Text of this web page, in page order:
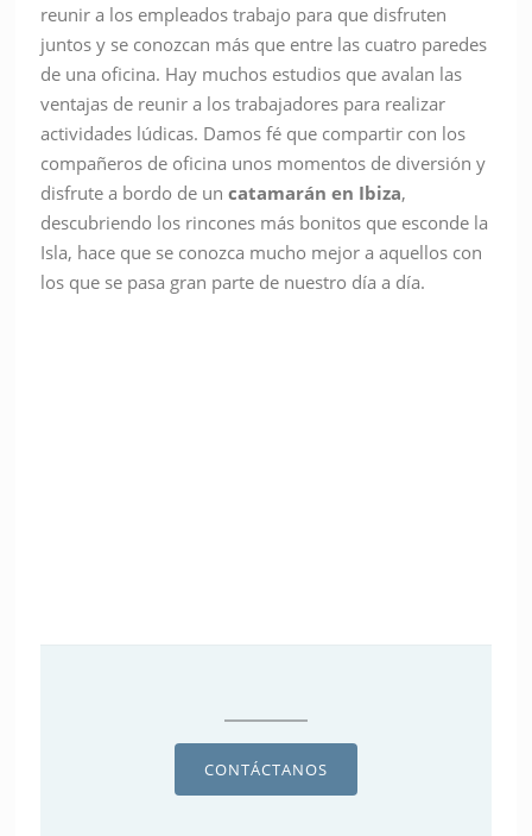
reunir a los empleados trabajo para que disfruten
juntos y se conozcan más que entre las cuatro paredes
de una oficina. Hay muchos estudios que avalan las
ventajas de reunir a los trabajadores para realizar
actividades lúdicas. Damos fé que compartir con los
compañeros de oficina unos momentos de diversión y
disfrute a bordo de un catamarán en Ibiza,
descubriendo los rincones más bonitos que esconde la
Isla, hace que se conozca mucho mejor a aquellos con
los que se pasa gran parte de nuestro día a día.
en Catamarán, una experiencia 10!. Fede
y Belén son sin duda los mejores para
CONTÁCTANOS